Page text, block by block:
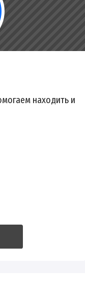
находить и